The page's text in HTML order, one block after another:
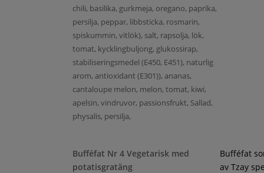
chili, basilika, gurkmeja, oregano, paprika,
persilja, peppar, libbsticka, rosmarin,
spiskummin, vitlök), salt, rapsolja, lök,
tomat, kycklingbuljong, glukossirap,
stabiliseringsmedel (E450, E451), naturlig
arom, antioxidant (E301)), ananas,
cantaloupe melon, melon, tomat, kiwi,
apelsin, vindruvor, passionsfrukt, Sallad,
physalis, persilja,
Bufféfat Nr 4 Vegetarisk med
potatisgratäng
Bufféfat
av Tzay